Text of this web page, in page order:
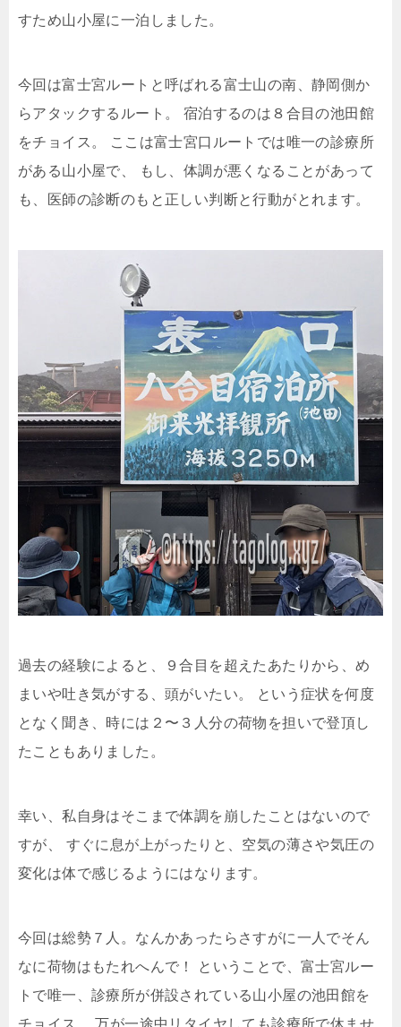
すため山小屋に一泊しました。
今回は富士宮ルートと呼ばれる富士山の南、静岡側か
らアタックするルート。
宿泊するのは８合目の池田館
をチョイス。
ここは富士宮口ルートでは唯一の診療所
がある山小屋で、
もし、体調が悪くなることがあって
も、医師の診断のもと正しい判断と行動がとれます。
過去の経験によると、９合目を超えたあたりから、め
まいや吐き気がする、頭がいたい。
という症状を何度
となく聞き、時には２〜３人分の荷物を担いで登頂し
たこともありました。
幸い、私自身はそこまで体調を崩したことはないので
すが、
すぐに息が上がったりと、空気の薄さや気圧の
変化は体で感じるようにはなります。
今回は総勢７人。なんかあったらさすがに一人でそん
なに荷物はもたれへんで！
ということで、富士宮ルー
トで唯一、診療所が併設されている山小屋の池田館を
チョイス。
万が一途中リタイヤしても診療所で休ませ